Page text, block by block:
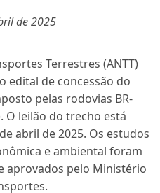
de 2025
Terrestres (ANTT)
edital de concessão do
pelas rodovias BR-
O leilão do trecho está
abril de 2025. Os estudos
e ambiental foram
aprovados pelo Ministério